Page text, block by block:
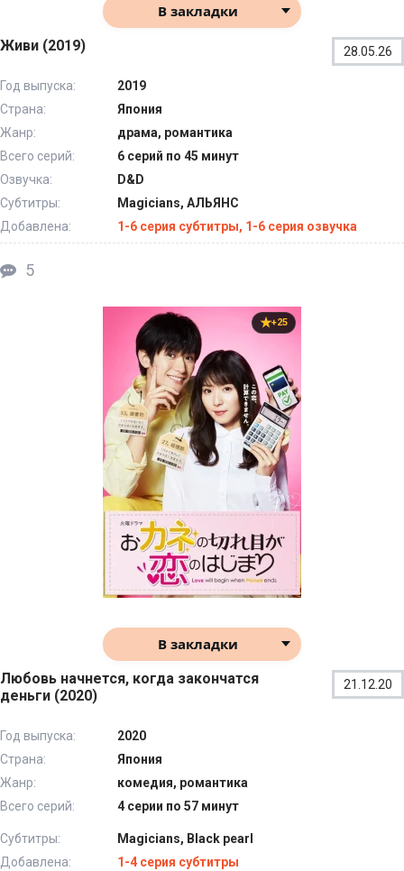
В закладки
Живи (2019) 28.05.26
Год выпуска:
2019
Страна:
Япония
Жанр:
драма, романтика
Всего серий:
6 серий по 45 минут
Озвучка:
D&D
Субтитры:
Magicians, АЛЬЯНС
Добавлена:
1-6 серия субтитры, 1-6 серия озвучка
5
+25
В закладки
Любовь начнется, когда закончатся
деньги (2020)
21.12.20
Год выпуска:
2020
Страна:
Япония
Жанр:
комедия, романтика
Всего серий:
4 серии по 57 минут
Субтитры:
Magicians, Black pearl
Добавлена:
1-4 серия субтитры